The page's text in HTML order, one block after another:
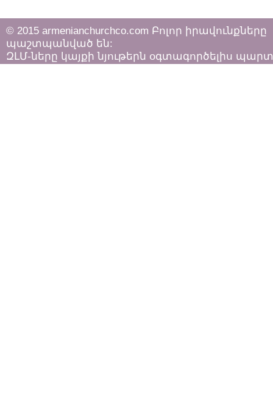
© 2015 armenianchurchco.com Բոլոր իրավունքները
պաշտպանված են:
ԶԼՄ-ները կայքի նյութերն օգտագործելիս